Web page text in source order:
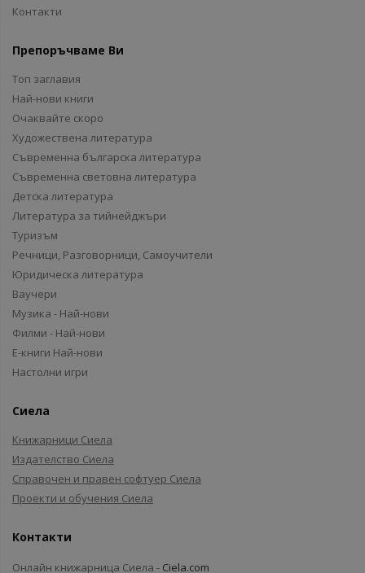
Контакти
Препоръчваме Ви
Топ заглавия
Най-нови книги
Очаквайте скоро
Художествена литература
Съвременна българска литература
Съвременна световна литература
Детска литература
Литература за тийнейджъри
Туризъм
Речници, Разговорници, Самоучители
Юридическа литература
Ваучери
Музика - Най-нови
Филми - Най-нови
Е-книги Най-нови
Настолни игри
Сиела
Книжарници Сиела
Издателство Сиела
Справочен и правен софтуер Сиела
Проекти и обучения Сиела
Контакти
Онлайн книжарница Сиела - Ciela.com